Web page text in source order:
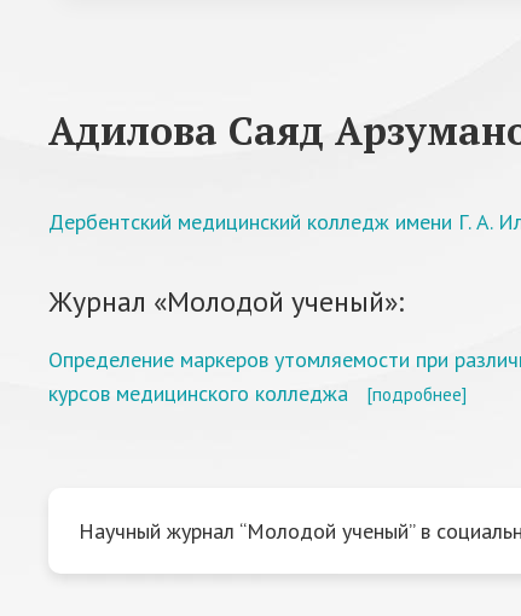
Адилова Саяд
Дербентский медицинский колледж имени Г. А.
Журнал «Молодой ученый»:
Определение маркеров утомляемости при
курсов медицинского колледжа
[подробнее]
Научный журнал “Молодой ученый” в